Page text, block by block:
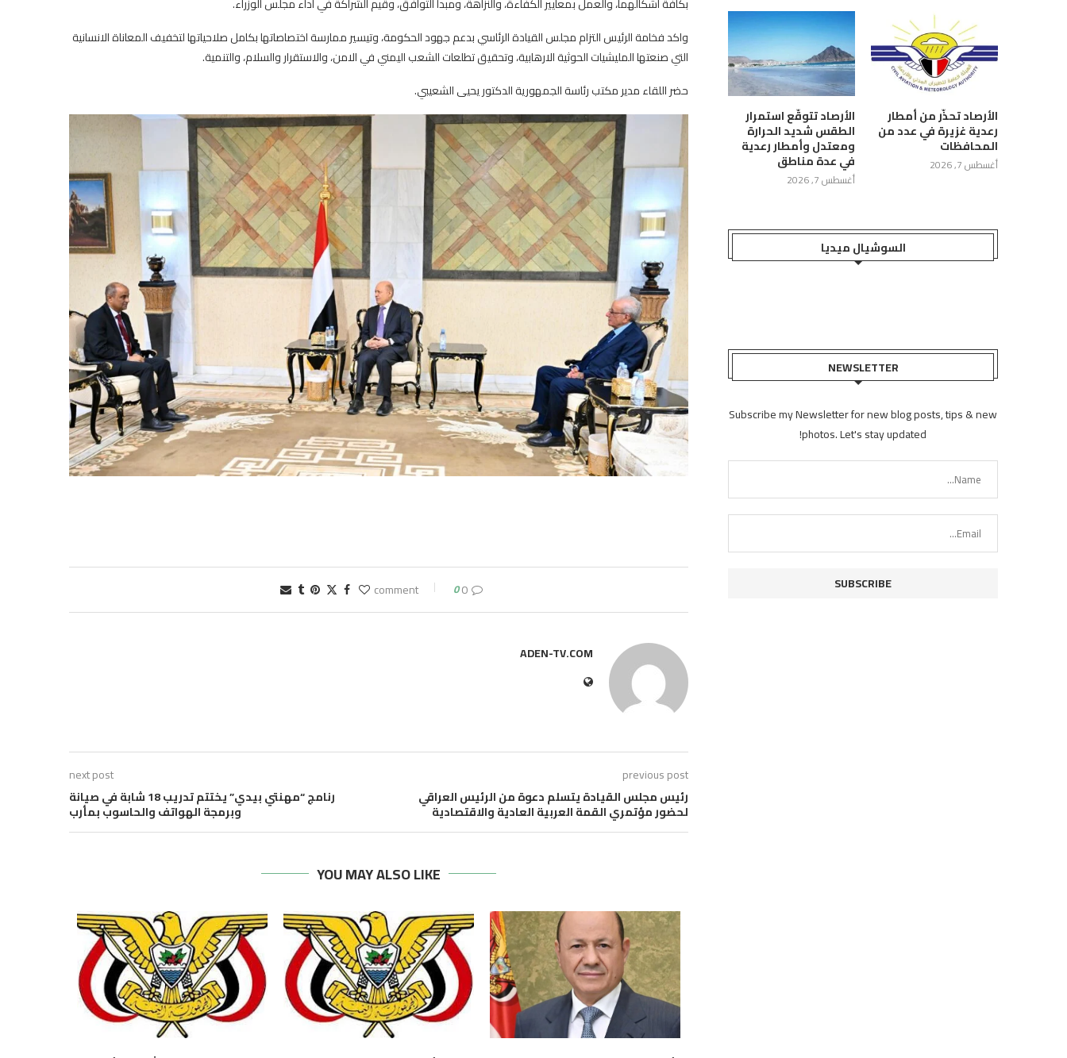
بكافة اشكالهما، والعمل بمعايير الكفاءة، والنزاهة، ومبدأ التوافق، وقيم الشراكة في اداء مجلس الوزراء.
واكد فخامة الرئيس التزام مجلس القيادة الرئاسي بدعم جهود الحكومة، وتيسير ممارسة اختصاصاتها بكامل صلاحياتها لتخفيف المعاناة الانسانية
التي صنعتها المليشيات الحوثية الارهابية، وتحقيق تطلعات الشعب اليمني في الامن، والاستقرار والسلام، والتنمية.
حضر اللقاء مدير مكتب رئاسة الجمهورية الدكتور يحيى الشعيبي.
0 comment
0
ADEN-TV.COM
previous post
رئيس مجلس القيادة يتسلم دعوة من الرئيس العراقي
لحضور مؤتمري القمة العربية العادية والاقتصادية
next post
رنامج “مهنتي بيدي” يختتم تدريب 18 شابة في صيانة
وبرمجة الهواتف والحاسوب بمأرب
YOU MAY ALSO LIKE
الأرصاد تحذّر من أمطار
رعدية غزيرة في عدد من
المحافظات
أغسطس 7, 2026
الأرصاد تتوقّع استمرار
الطقس شديد الحرارة
ومعتدل وأمطار رعدية
في عدة مناطق
أغسطس 7, 2026
السوشيال ميديا
NEWSLETTER
Subscribe my Newsletter for new blog posts, tips & new
photos. Let's stay updated!